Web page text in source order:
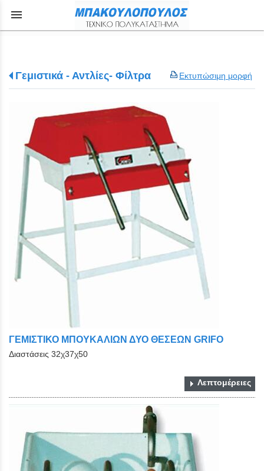
menu
Εκτυπώσιμη μορφή
Γεμιστικά - Αντλίες- Φίλτρα
ΓΕΜΙΣΤΙΚΟ ΜΠΟΥΚΑΛΙΩΝ ΔΥΟ ΘΕΣΕΩΝ GRIFO
Διαστάσεις 32χ37χ50
Λεπτομέρειες